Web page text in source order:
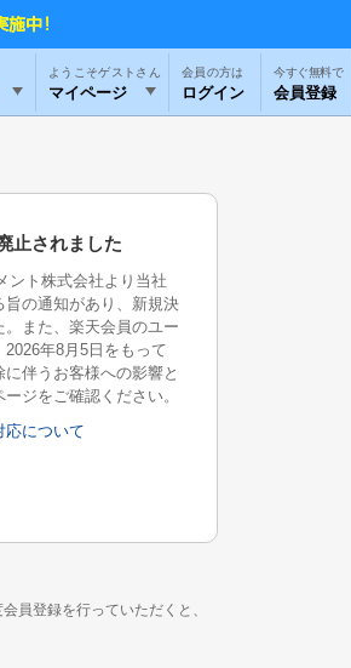
ようこそゲストさん
マイページ ログイン
今すぐ無料で
会員登録
止されました
ント株式会社より当社
旨の通知があり、新規決
また、楽天会員のユー
年8月5日をもって
伴うお客様への影響と
ジをご確認ください。
応について
員登録を行っていただくと、